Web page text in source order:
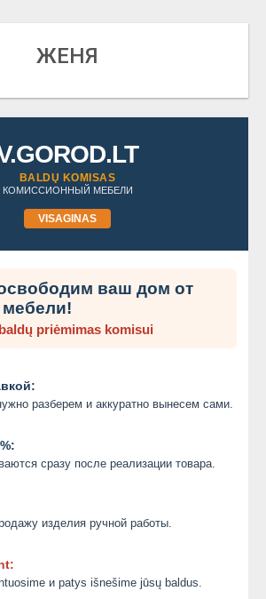
ЖЕНЯ
BALDŲ KOMISAS
КОМИССИОННЫЙ МЕБЕЛИ
VISAGINAS
ваш дом от
priėmimas komisui
разберем и аккуратно вынесем сами.
сразу после реализации товара.
изделия ручной работы.
и patys išnešime jūsų baldus.